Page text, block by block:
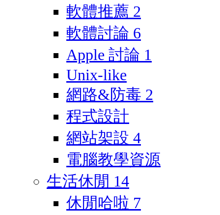
軟體推薦 2
軟體討論 6
Apple 討論 1
Unix-like
網路&防毒 2
程式設計
網站架設 4
電腦教學資源
生活休閒 14
休閒哈啦 7